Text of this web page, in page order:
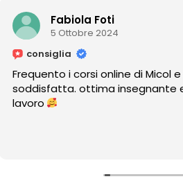
e sono super
e bravissima nel suo